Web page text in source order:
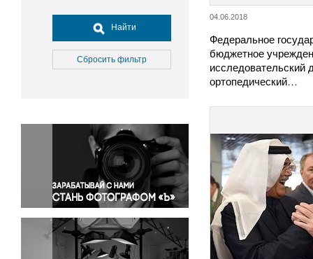
Досуг, туризм и отдых
Культура
Медицина
Окружающая среда
Политика
Правосудие
Происшествия и конфликты
Религия
Светская жизнь
Спорт
Экология
Найти
Сбросить фильтр
04.06.2018
Федеральное
бюджетное
исследовательский
ортопедический…